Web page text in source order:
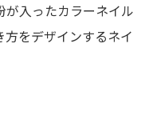
が入ったカラーネイル
をデザインするネイ